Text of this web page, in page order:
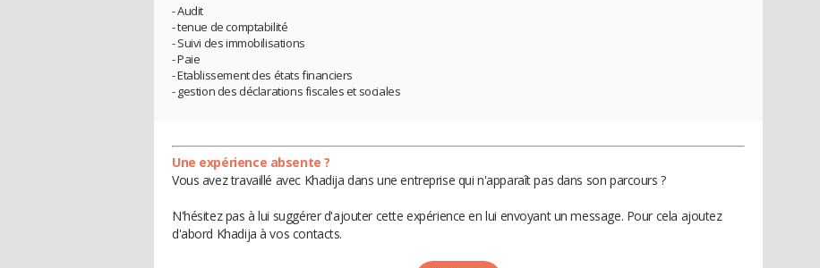
- Audit
- tenue de comptabilité
- Suivi des immobilisations
- Paie
- Etablissement des états financiers
- gestion des déclarations fiscales et sociales
Une expérience absente ?
Vous avez travaillé avec Khadija dans une entreprise qui n'apparaît pas dans son parcours ?
N'hésitez pas à lui suggérer d'ajouter cette expérience en lui envoyant un message. Pour cela ajoutez
d'abord Khadija à vos contacts.